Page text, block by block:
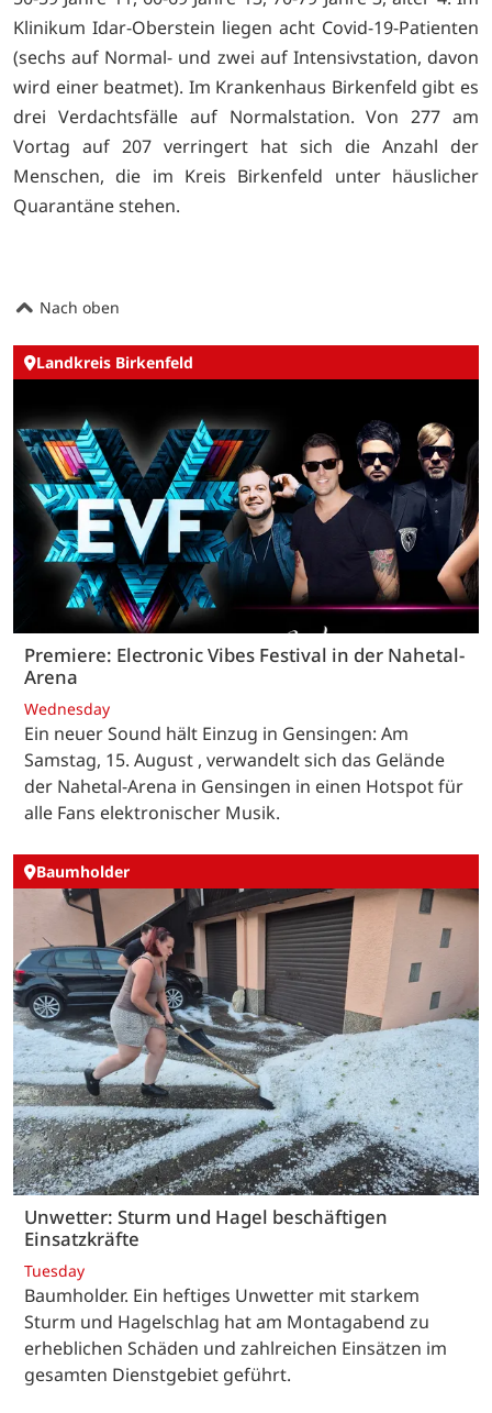
Klinikum Idar-Oberstein liegen acht Covid-19-Patienten
(sechs auf Normal- und zwei auf Intensivstation, davon
wird einer beatmet). Im Krankenhaus Birkenfeld gibt es
drei Verdachtsfälle auf Normalstation. Von 277 am
Vortag auf 207 verringert hat sich die Anzahl der
Menschen, die im Kreis Birkenfeld unter häuslicher
Quarantäne stehen.
Nach oben
Landkreis Birkenfeld
Premiere: Electronic Vibes Festival in der Nahetal-
Arena
Wednesday
Ein neuer Sound hält Einzug in Gensingen: Am
Samstag, 15. August , verwandelt sich das Gelände
der Nahetal-Arena in Gensingen in einen Hotspot für
alle Fans elektronischer Musik.
Baumholder
Unwetter: Sturm und Hagel beschäftigen
Einsatzkräfte
Tuesday
Baumholder. Ein heftiges Unwetter mit starkem
Sturm und Hagelschlag hat am Montagabend zu
erheblichen Schäden und zahlreichen Einsätzen im
gesamten Dienstgebiet geführt.